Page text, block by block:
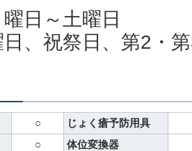
日～土曜日
、祝祭日、第2・
○ じょく瘡予防用具
○ 体位変換器